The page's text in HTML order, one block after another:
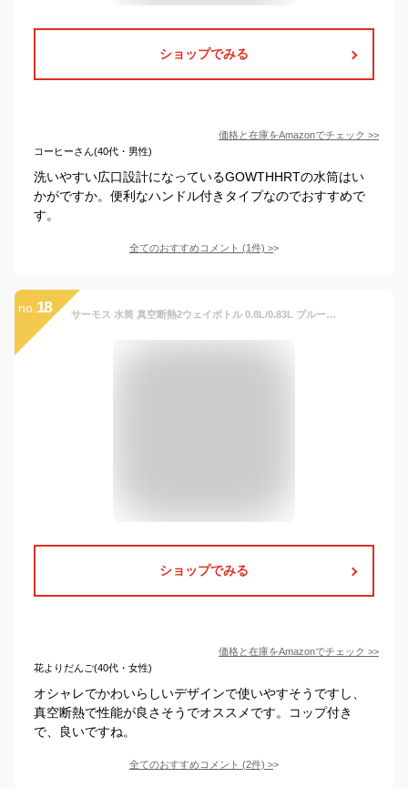
ショップでみる
価格と在庫をAmazonでチェック >>
コーヒーさん(40代・男性)
洗いやすい広口設計になっているGOWTHHRTの水筒はい
かがですか。便利なハンドル付きタイプなのでおすすめで
す。
全てのおすすめコメント (1件) >
no. 18 サーモス 水筒 真空断熱2ウェイボトル 0.8L/0.83L ブルーピンク 直飲み コップ付き 子供用 通園通学 FJJ-801WF BLP
ショップでみる
価格と在庫をAmazonでチェック >>
花よりだんご(40代・女性)
オシャレでかわいらしいデザインで使いやすそうですし、
真空断熱で性能が良さそうでオススメです。コップ付き
で、良いですね。
全てのおすすめコメント (2件) >